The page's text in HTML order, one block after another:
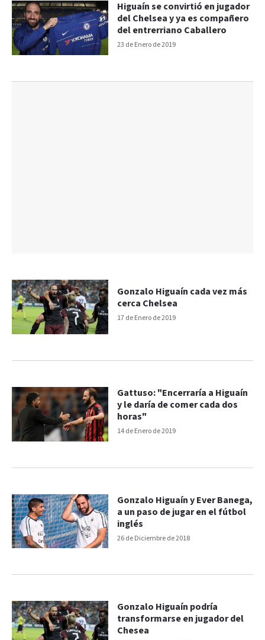
23 de Enero de 2019
Higuaín se convirtió en jugador
del Chelsea y ya es compañero
del entrerriano Caballero
17 de Enero de 2019
Gonzalo Higuaín cada vez más
cerca Chelsea
14 de Enero de 2019
Gattuso: "Encerraría a Higuaín
y le daría de comer cada dos
horas"
26 de Diciembre de 2018
Gonzalo Higuaín y Ever Banega,
a un paso de jugar en el fútbol
inglés
Gonzalo Higuaín podría
transformarse en jugador del
Chesea